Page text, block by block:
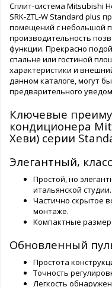
Сплит-система Mitsubishi
SRK-ZTL-W Standard plus
помещений с небольшой
производительность
функции. Прекрасно
спальне или гостиной
характеристики и
данном каталоге, могут
предварительного
Ключевые
кондиционера
Хеви) серии
Элегантный,
Простой, но
итальянской студии.
Частично скрытое
монтаже.
Компактные
Обновленный
Простота
Точность
Легкость